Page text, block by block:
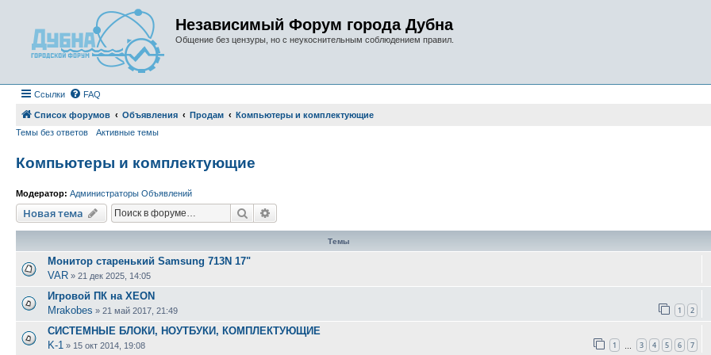
Независимый Форум города Дубна
Общение без цензуры, но с неукоснительным соблюдением правил.
Ссылки FAQ
Список форумов Объявления Продам
Компьютеры и комплектующие
Темы без ответов
Активные темы
Компьютеры и комплектующие
Модератор: Администраторы Объявлений
Новая тема Поиск
Темы
Монитор старенький Samsung 713N 17"
VAR » 21 дек 2025, 14:05
Игровой ПК на XEON
Mrakobes » 21 май 2017, 21:49 1 2
СИСТЕМНЫЕ БЛОКИ, НОУТБУКИ, КОМПЛЕКТУЮЩИЕ
K-1 » 15 окт 2014, 19:08 1 3 4 5 6 7